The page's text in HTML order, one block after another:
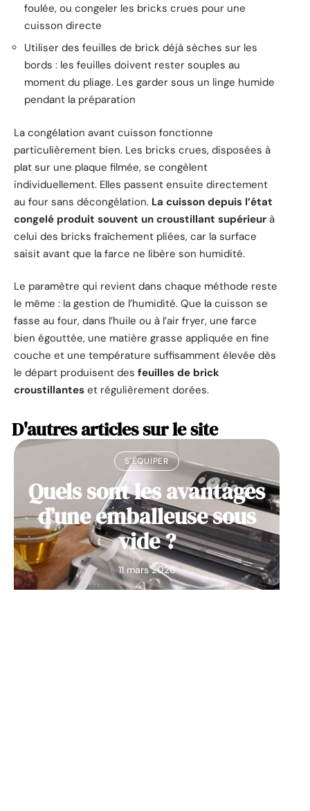
foulée, ou congeler les bricks crues pour une
cuisson directe
Utiliser des feuilles de brick déjà sèches sur les
bords : les feuilles doivent rester souples au
moment du pliage. Les garder sous un linge humide
pendant la préparation
La congélation avant cuisson fonctionne
particulièrement bien. Les bricks crues, disposées à
plat sur une plaque filmée, se congèlent
individuellement. Elles passent ensuite directement
au four sans décongélation. La cuisson depuis l’état
congelé produit souvent un croustillant supérieur à
celui des bricks fraîchement pliées, car la surface
saisit avant que la farce ne libère son humidité.
Le paramètre qui revient dans chaque méthode reste
le même : la gestion de l’humidité. Que la cuisson se
fasse au four, dans l’huile ou à l’air fryer, une farce
bien égouttée, une matière grasse appliquée en fine
couche et une température suffisamment élevée dès
le départ produisent des feuilles de brick
croustillantes et régulièrement dorées.
D'autres articles sur le site
S'ÉQUIPER
Quels sont les avantages
d’une emballeuse sous
vide ?
11 mars 2026